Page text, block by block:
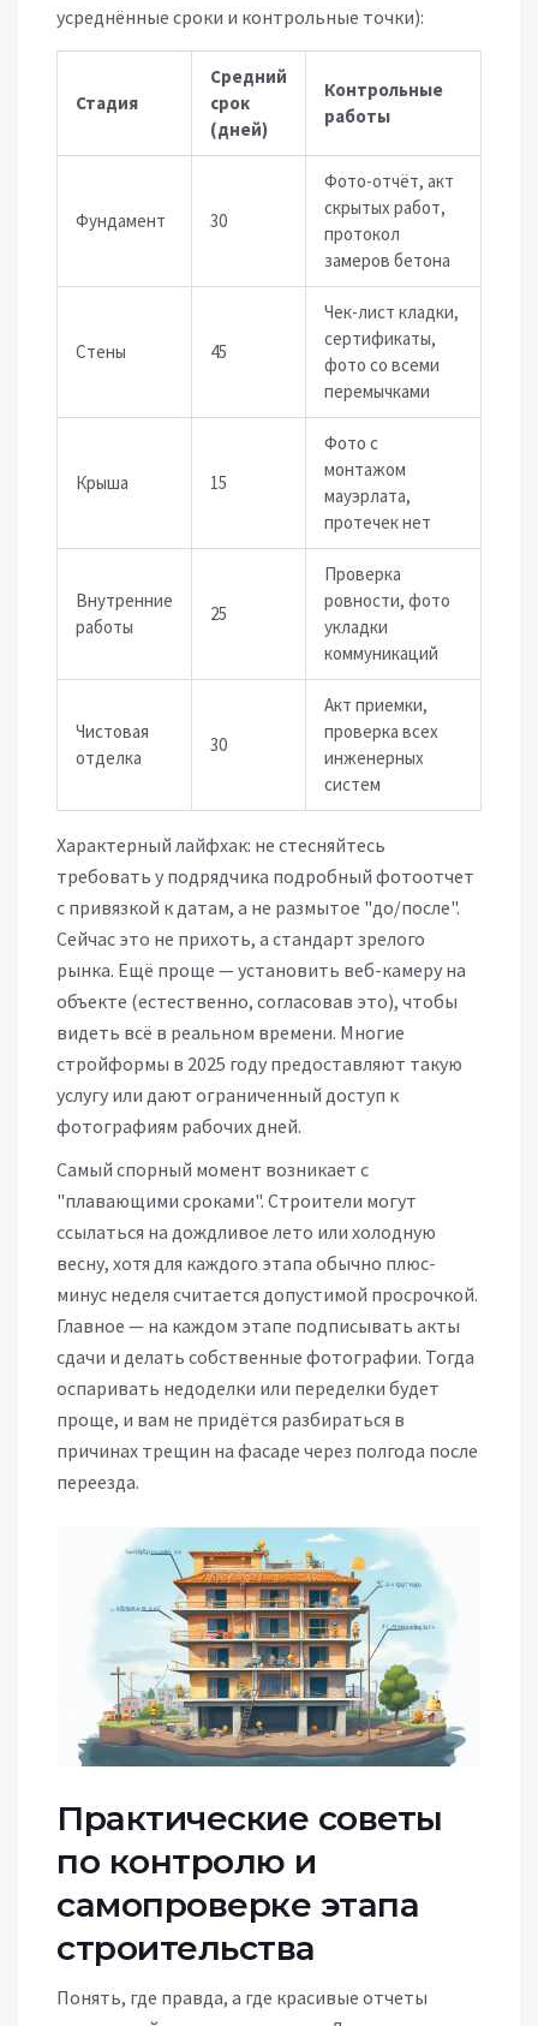
усреднённые сроки и контрольные точки):
Стадия
Средний
срок
(дней)
Контрольные
работы
Фундамент 30
Фото-отчёт, акт
скрытых работ,
протокол
замеров бетона
Стены 45
Чек-лист кладки,
сертификаты,
фото со всеми
перемычками
Крыша 15
Фото с
монтажом
мауэрлата,
протечек нет
Внутренние
работы
25
Проверка
ровности, фото
укладки
коммуникаций
Чистовая
отделка
30
Акт приемки,
проверка всех
инженерных
систем
Характерный лайфхак: не стесняйтесь
требовать у подрядчика подробный фотоотчет
с привязкой к датам, а не размытое "до/после".
Сейчас это не прихоть, а стандарт зрелого
рынка. Ещё проще — установить веб-камеру на
объекте (естественно, согласовав это), чтобы
видеть всё в реальном времени. Многие
стройформы в 2025 году предоставляют такую
услугу или дают ограниченный доступ к
фотографиям рабочих дней.
Самый спорный момент возникает с
"плавающими сроками". Строители могут
ссылаться на дождливое лето или холодную
весну, хотя для каждого этапа обычно плюс-
минус неделя считается допустимой просрочкой.
Главное — на каждом этапе подписывать акты
сдачи и делать собственные фотографии. Тогда
оспаривать недоделки или переделки будет
проще, и вам не придётся разбираться в
причинах трещин на фасаде через полгода после
переезда.
Практические советы
по контролю и
самопроверке этапа
строительства
Понять, где правда, а где красивые отчеты